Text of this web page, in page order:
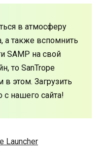
в атмосферу
а также вспомнить
SAMP на свой
то SanTrope
этом. Загрузить
нашего сайта!
Launcher